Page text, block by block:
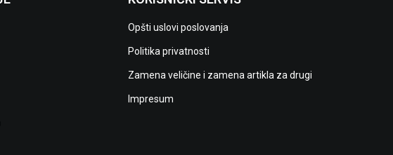
Opšti uslovi poslovanja
Politika privatnosti
Zamena veličine i zamena artikla za drugi
Impresum